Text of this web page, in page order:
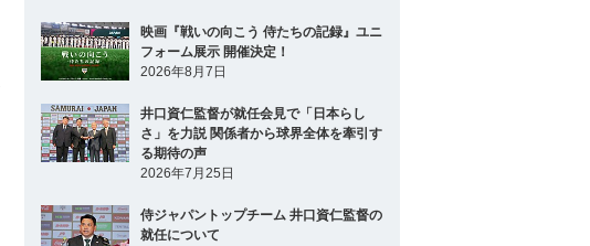
映画『戦いの向こう 侍たちの記録』ユニ
フォーム展示 開催決定！
2026年8月7日
井口資仁監督が就任会見で「日本らし
さ」を力説 関係者から球界全体を牽引す
る期待の声
2026年7月25日
侍ジャパントップチーム 井口資仁監督の
就任について